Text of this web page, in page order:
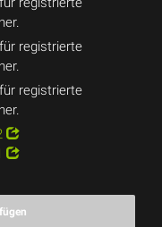
registrierte
registrierte